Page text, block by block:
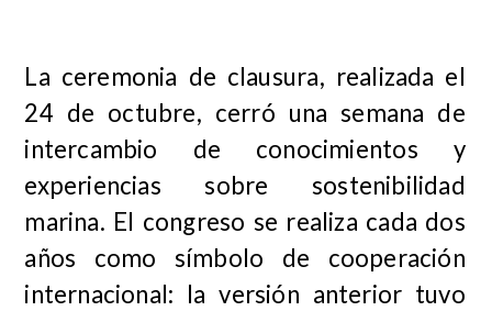
La ceremonia de clausura, realizada el
24 de octubre, cerró una semana de
intercambio de conocimientos y
experiencias sobre sostenibilidad
marina. El congreso se realiza cada dos
años como símbolo de cooperación
internacional: la versión anterior tuvo